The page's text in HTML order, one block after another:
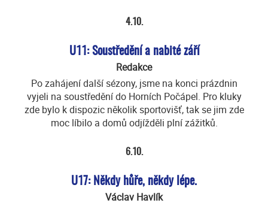
4.10.
U11: Soustředění a nabité září
Redakce
Po zahájení další sézony, jsme na konci prázdnin
vyjeli na soustředění do Horních Počápel. Pro kluky
zde bylo k dispozic několik sportovišť, tak se jim zde
moc líbilo a domů odjížděli plní zážitků.
6.10.
U17: Někdy hůře, někdy lépe.
Václav Havlík